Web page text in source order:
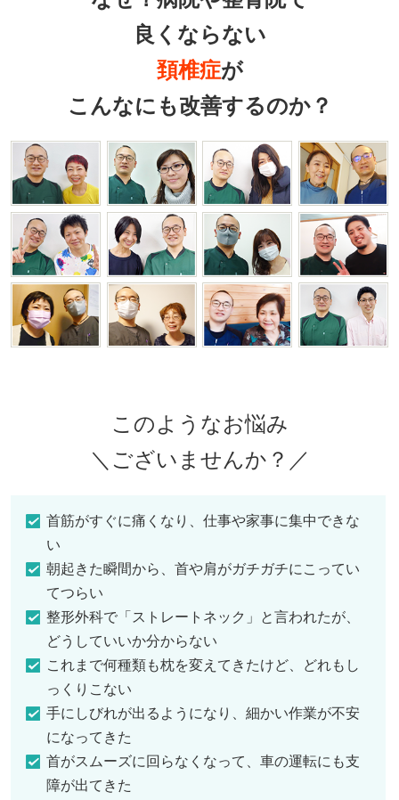
良くならない
頚椎症が
こんなにも改善するのか？
このようなお悩み
＼ございませんか？／
首筋がすぐに痛くなり、仕事や家事に集中できな
い
朝起きた瞬間から、首や肩がガチガチにこってい
てつらい
整形外科で「ストレートネック」と言われたが、
どうしていいか分からない
これまで何種類も枕を変えてきたけど、どれもし
っくりこない
手にしびれが出るようになり、細かい作業が不安
になってきた
首がスムーズに回らなくなって、車の運転にも支
障が出てきた